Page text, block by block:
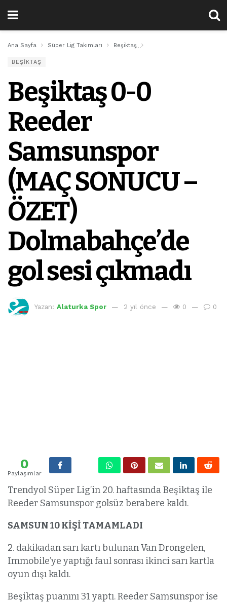
Ana Sayfa Süper Lig Takımları Beşiktaş
BEŞIKTAŞ
Beşiktaş 0-0
Reeder
Samsunspor
(MAÇ SONUCU –
ÖZET)
Dolmabahçe’de
gol sesi çıkmadı
Yazan: Alaturka Spor 2 yıl önce 0 0
0
Paylaşımlar
Trendyol Süper Lig’in 20. haftasında Beşiktaş ile
Reeder Samsunspor golsüz berabere kaldı.
SAMSUN 10 KİŞİ TAMAMLADI
2. dakikadan sarı kartı bulunan Van Drongelen,
Immobile’ye yaptığı faul sonrası ikinci sarı kartla
oyun dışı kaldı.
Beşiktaş puanını 31 yaptı. Reeder Samsunspor ise